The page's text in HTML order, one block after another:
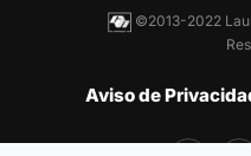
©2013-2022
Aviso de